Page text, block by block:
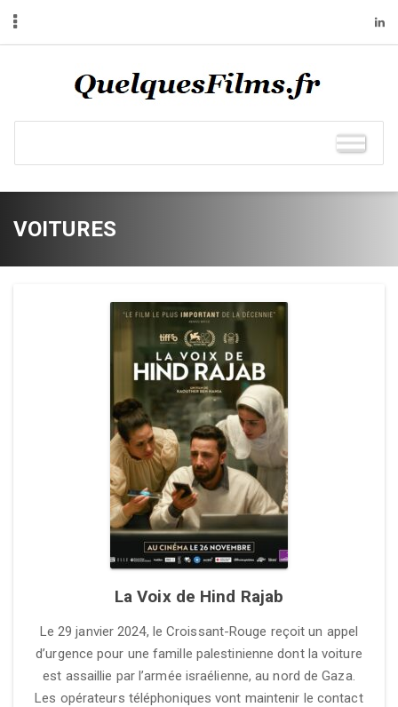
VOITURES
La Voix de Hind Rajab
Le 29 janvier 2024, le Croissant-Rouge reçoit un appel
d’urgence pour une famille palestinienne dont la voiture
est assaillie par l’armée israélienne, au nord de Gaza.
Les opérateurs téléphoniques vont maintenir le contact